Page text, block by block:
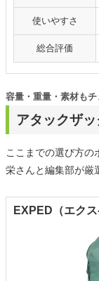
使いやすさ
総合評価
アタックザ
容量・重量・素材もチ
ここまでの選び方の
栄さんと編集部が厳
EXPED（エク